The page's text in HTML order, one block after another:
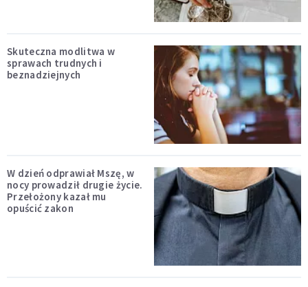
Skuteczna modlitwa w
sprawach trudnych i
beznadziejnych
W dzień odprawiał Mszę, w
nocy prowadził drugie życie.
Przełożony kazał mu
opuścić zakon